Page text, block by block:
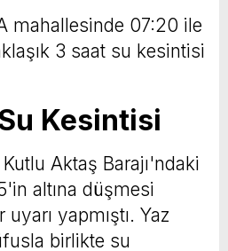
mahallesinde 07:20 ile
3 saat su kesintisi
Kesintisi
Aktaş Barajı'ndaki
altına düşmesi
yapmıştı. Yaz
birlikte su